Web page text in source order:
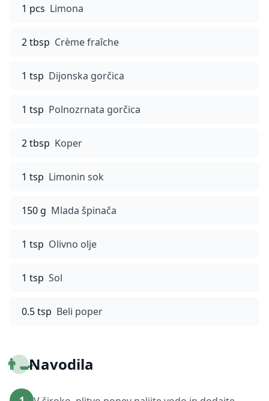
1 pcs Limona
2 tbsp Crème fraîche
1 tsp Dijonska gorčica
1 tsp Polnozrnata gorčica
2 tbsp Koper
1 tsp Limonin sok
150 g Mlada špinača
1 tsp Olivno olje
1 tsp Sol
0.5 tsp Beli poper
👨‍🍳Navodila